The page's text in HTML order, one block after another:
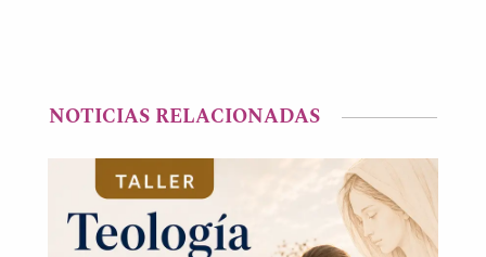
NOTICIAS RELACIONADAS